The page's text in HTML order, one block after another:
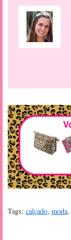
Tags: calçado, moda,